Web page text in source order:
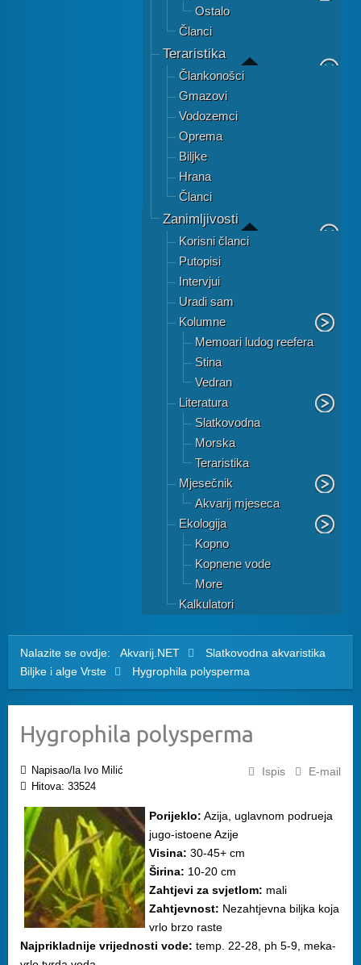
Ostalo
Članci
Teraristika
Člankonošci
Gmazovi
Vodozemci
Oprema
Biljke
Hrana
Članci
Zanimljivosti
Korisni članci
Putopisi
Intervjui
Uradi sam
Kolumne
Memoari ludog reefera
Stina
Vedran
Literatura
Slatkovodna
Morska
Teraristika
Mjesečnik
Akvarij mjeseca
Ekologija
Kopno
Kopnene vode
More
Kalkulatori
Nalazite se ovdje: Akvarij.NET
Slatkovodna akvaristika
Biljke i alge Vrste Hygrophila polysperma
Hygrophila polysperma
Ispis E-mail
Napisao/la Ivo Milić
Hitova: 33524
Porijeklo: Azija, uglavnom podrueja
jugo-istoene Azije
Visina: 30-45+ cm
Širina: 10-20 cm
Zahtjevi za svjetlom: mali
Zahtjevnost: Nezahtjevna biljka koja
vrlo brzo raste
Najprikladnije vrijednosti vode: temp. 22-28, ph 5-9, meka-